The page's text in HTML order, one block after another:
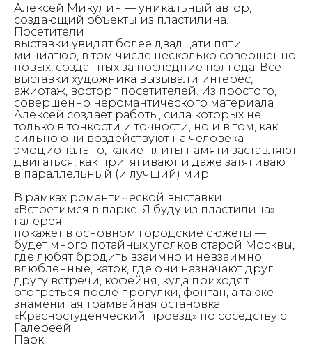
Алексей Микулин — уникальный автор,
создающий объекты из пластилина.
Посетители
выставки увидят более двадцати пяти
миниатюр, в том числе несколько совершенно
новых, созданных за последние полгода. Все
выставки художника вызывали интерес,
ажиотаж, восторг посетителей. Из простого,
совершенно неромантического материала
Алексей создает работы, сила которых не
только в тонкости и точности, но и в том, как
сильно они воздействуют на человека
эмоционально, какие плиты памяти заставляют
двигаться, как притягивают и даже затягивают
в параллельный (и лучший) мир.
В рамках романтической выставки
«Встретимся в парке. Я буду из пластилина»
галерея
покажет в основном городские сюжеты —
будет много потайных уголков старой Москвы,
где любят бродить взаимно и невзаимно
влюбленные, каток, где они назначают друг
другу встречи, кофейня, куда приходят
отогреться после прогулки, фонтан, а также
знаменитая трамвайная остановка
«Красностуденческий проезд» по соседству с
Галереей
Парк.